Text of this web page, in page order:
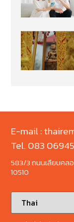
E-mail :
Tel. 083
583/3 ถนนเลียบคล
10510